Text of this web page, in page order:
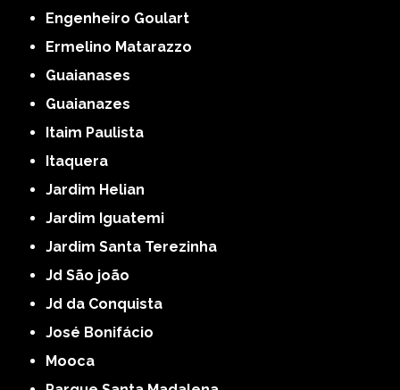
Engenheiro Goulart
Ermelino Matarazzo
Guaianases
Guaianazes
Itaim Paulista
Itaquera
Jardim Helian
Jardim Iguatemi
Jardim Santa Terezinha
Jd São joão
Jd da Conquista
José Bonifácio
Mooca